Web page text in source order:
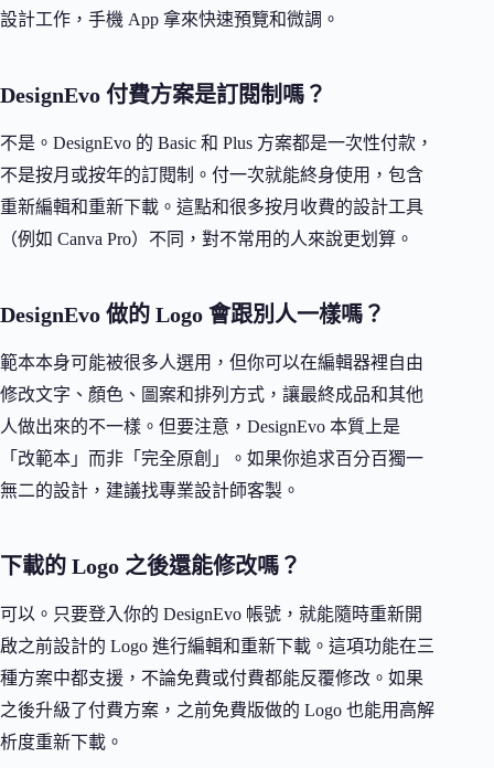
設計工作，手機 App 拿來快速預覽和微調。
DesignEvo 付費方案是訂閱制嗎？
不是。DesignEvo 的 Basic 和 Plus 方案都是一次性付款，
不是按月或按年的訂閱制。付一次就能終身使用，包含
重新編輯和重新下載。這點和很多按月收費的設計工具
（例如 Canva Pro）不同，對不常用的人來說更划算。
DesignEvo 做的 Logo 會跟別人一樣嗎？
範本本身可能被很多人選用，但你可以在編輯器裡自由
修改文字、顏色、圖案和排列方式，讓最終成品和其他
人做出來的不一樣。但要注意，DesignEvo 本質上是
「改範本」而非「完全原創」。如果你追求百分百獨一
無二的設計，建議找專業設計師客製。
下載的 Logo 之後還能修改嗎？
可以。只要登入你的 DesignEvo 帳號，就能隨時重新開
啟之前設計的 Logo 進行編輯和重新下載。這項功能在三
種方案中都支援，不論免費或付費都能反覆修改。如果
之後升級了付費方案，之前免費版做的 Logo 也能用高解
析度重新下載。